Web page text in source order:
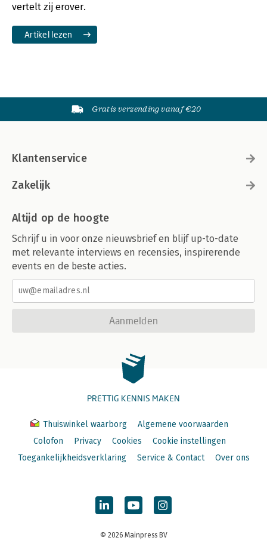
vertelt zij erover.
Artikel lezen
Gratis verzending vanaf €20
Klantenservice
Zakelijk
Altijd op de hoogte
Schrijf u in voor onze nieuwsbrief en blijf up-to-date
met relevante interviews en recensies, inspirerende
events en de beste acties.
Aanmelden
PRETTIG KENNIS MAKEN
Thuiswinkel waarborg
Algemene voorwaarden
Colofon
Privacy Cookies
Cookie instellingen
Toegankelijkheidsverklaring
Service & Contact Over ons
© 2026 Mainpress BV